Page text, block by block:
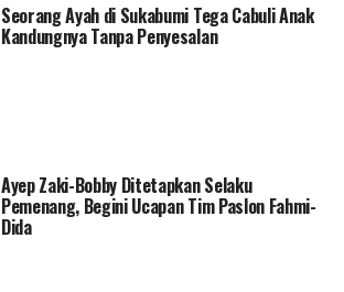
Seorang Ayah di Sukabumi Tega Cabuli Anak
Kandungnya Tanpa Penyesalan
Ayep Zaki-Bobby Ditetapkan Selaku
Pemenang, Begini Ucapan Tim Paslon Fahmi-
Dida